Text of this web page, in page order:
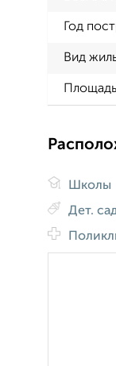
Год
Вид
Школы
Дет.